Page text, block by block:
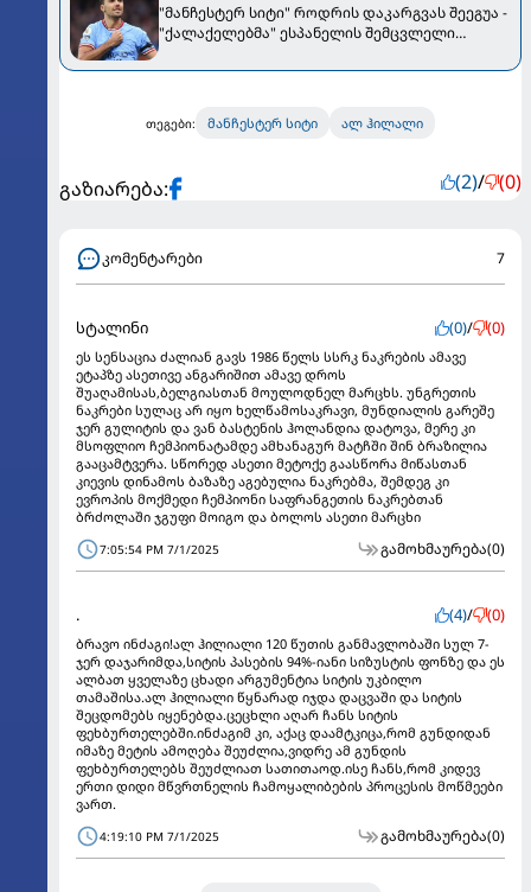
"მანჩესტერ სიტი" როდრის დაკარგვას შეეგუა -
"ქალაქელებმა" ესპანელის შემცვლელი
თეგები: მანჩესტერ სიტი ალ ჰილალი
გაზიარება: (2)/ (0)
კომენტარები 7
სტალინი (0)/ (0)
ეს სენსაცია ძალიან გავს 1986 წელს სსრკ ნაკრების ამავე
ეტაპზე ასეთივე ანგარიშით ამავე დროს
შუაღამისას,ბელგიასთან მოულოდნელ მარცხს. უნგრეთის
ნაკრები სულაც არ იყო ხელწამოსაკრავი, მუნდიალის გარეშე
ჯერ გულიტის და ვან ბასტენის ჰოლანდია დატოვა, მერე კი
მსოფლიო ჩემპიონატამდე ამხანაგურ მატჩში შინ ბრაზილია
გააცამტვერა. სწორედ ასეთი მეტოქე გაასწორა მიწასთან
კიევის დინამოს ბაზაზე აგებულია ნაკრებმა, შემდეგ კი
ევროპის მოქმედი ჩემპიონი საფრანგეთის ნაკრებთან
ბრძოლაში ჯგუფი მოიგო და ბოლოს ასეთი მარცხი
7:05:54 PM 7/1/2025 გამოხმაურება(0)
. (4)/ (0)
ბრავო ინძაგი!ალ ჰილიალი 120 წუთის განმავლობაში სულ 7-
ჯერ დაჯარიმდა,სიტის პასების 94%-იანი სიზუსტის ფონზე და ეს
ალბათ ყველაზე ცხადი არგუმენტია სიტის უკბილო
თამაშისა.ალ ჰილიალი წყნარად იჯდა დაცვაში და სიტის
შეცდომებს იყენებდა.ცეცხლი აღარ ჩანს სიტის
ფეხბურთელებში.ინძაგიმ კი, აქაც დაამტკიცა,რომ გუნდიდან
იმაზე მეტის ამოღება შეუძლია,ვიდრე ამ გუნდის
ფეხბურთელებს შეუძლიათ სათითაოდ.ისე ჩანს,რომ კიდევ
ერთი დიდი მწვრთნელის ჩამოყალიბების პროცესის მოწმეები
ვართ.
4:19:10 PM 7/1/2025 გამოხმაურება(0)